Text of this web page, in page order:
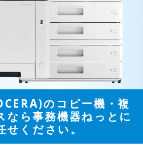
のコピー機・複
なら事務機器ねっとに
せください。